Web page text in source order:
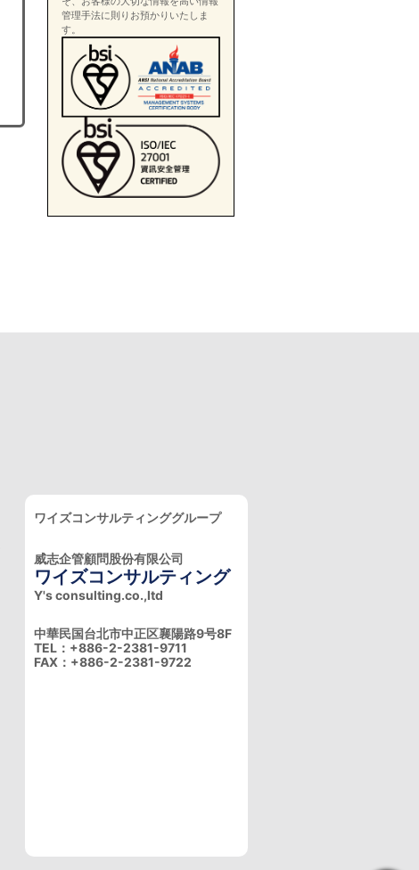
管理手法に則りお預かりいたしま
す。
ワイズコンサルティンググループ
威志企管顧問股份有限公司
ワイズコンサルティング
Y's consulting.co.,ltd
中華民国台北市中正区襄陽路9号8F
TEL：+886-2-2381-9711
FAX：+886-2-2381-9722